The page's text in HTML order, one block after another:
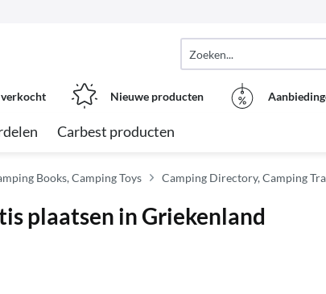
Nieuwe producten
Carbest producten
Books, Camping Toys Camping Directory, Camping
plaatsen in Griekenland